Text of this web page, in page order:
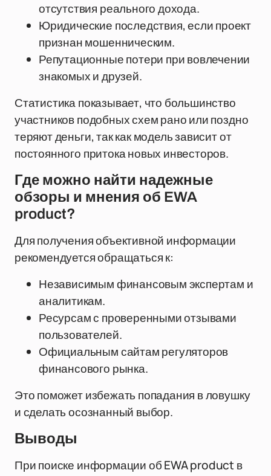
отсутствия реального дохода.
Юридические последствия, если проект
признан мошенническим.
Репутационные потери при вовлечении
знакомых и друзей.
Статистика показывает, что большинство
участников подобных схем рано или поздно
теряют деньги, так как модель зависит от
постоянного притока новых инвесторов.
Где можно найти надежные
обзоры и мнения об EWA
product?
Для получения объективной информации
рекомендуется обращаться к:
Независимым финансовым экспертам и
аналитикам.
Ресурсам с проверенными отзывами
пользователей.
Официальным сайтам регуляторов
финансового рынка.
Это поможет избежать попадания в ловушку
и сделать осознанный выбор.
Выводы
При поиске информации об EWA product в